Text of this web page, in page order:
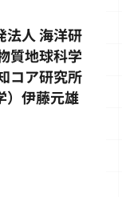
法人 海洋研
質地球科学
コア研究所
）伊藤元雄